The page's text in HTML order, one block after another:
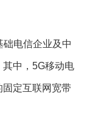
电信企业及中
其中，5G移动电
定互联网宽带